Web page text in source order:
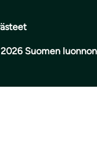
Suomen